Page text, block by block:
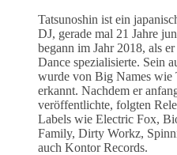
Tatsunoshin ist ein
DJ, gerade mal 21 Jahre
begann im Jahr 2018, als
Dance spezialisierte. Sein
wurde von Big Names wie
erkannt. Nachdem er
veröffentlichte, folgten
Labels wie Electric Fox,
Family, Dirty Workz,
auch